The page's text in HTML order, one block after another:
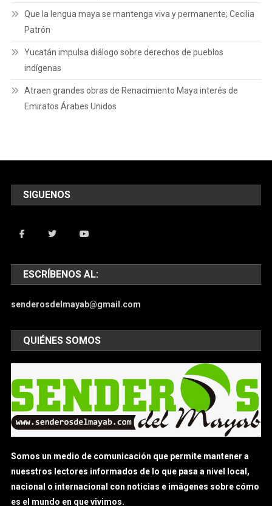
Que la lengua maya se mantenga viva y permanente; Cecilia
Patrón
Yucatán impulsa diálogo sobre derechos de pueblos
indígenas
Atraen grandes obras de Renacimiento Maya interés de
Emiratos Árabes Unidos
SIGUENOS
ESCRÍBENOS AL:
senderosdelmayab@gmail.com
QUIÉNES SOMOS
Somos un medio de comunicación que permite mantener a
nuesstros lectores informados de lo que pasa a nivel local,
nacional o internacional con noticias e imágenes sobre cómo
es el mundo en que vivimos.